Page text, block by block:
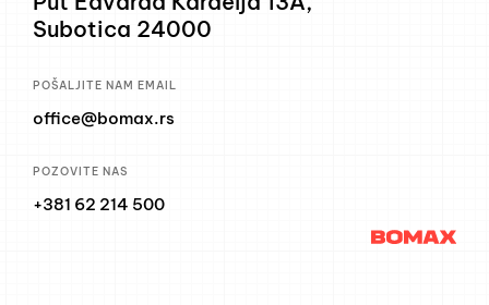
Subotica 24000
POŠALJITE NAM EMAIL
office@bomax.rs
POZOVITE NAS
+381 62 214 500